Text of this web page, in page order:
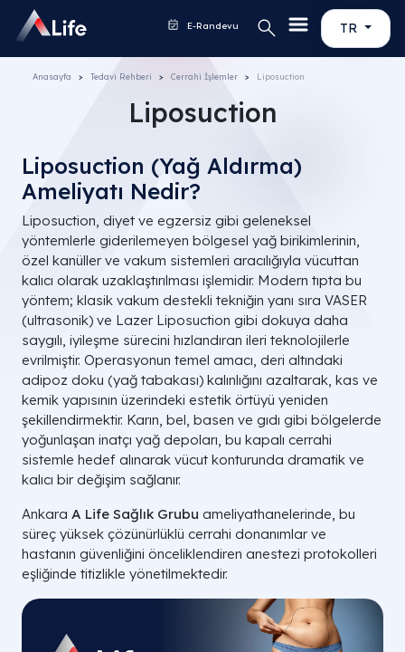
TR
E-Randevu
Anasayfa Tedavi Rehberi Cerrahi İşlemler Liposuction
Liposuction
Liposuction (Yağ Aldırma)
Ameliyatı Nedir?
Liposuction, diyet ve egzersiz gibi geleneksel
yöntemlerle giderilemeyen bölgesel yağ birikimlerinin,
özel kanüller ve vakum sistemleri aracılığıyla vücuttan
kalıcı olarak uzaklaştırılması işlemidir. Modern tıpta bu
yöntem; klasik vakum destekli tekniğin yanı sıra VASER
(ultrasonik) ve Lazer Liposuction gibi dokuya daha
saygılı, iyileşme sürecini hızlandıran ileri teknolojilerle
evrilmiştir. Operasyonun temel amacı, deri altındaki
adipoz doku (yağ tabakası) kalınlığını azaltarak, kas ve
kemik yapısının üzerindeki estetik örtüyü yeniden
şekillendirmektir. Karın, bel, basen ve gıdı gibi bölgelerde
yoğunlaşan inatçı yağ depoları, bu kapalı cerrahi
sistemle hedef alınarak vücut konturunda dramatik ve
kalıcı bir değişim sağlanır.
Ankara A Life Sağlık Grubu ameliyathanelerinde, bu
süreç yüksek çözünürlüklü cerrahi donanımlar ve
hastanın güvenliğini önceliklendiren anestezi protokolleri
eşliğinde titizlikle yönetilmektedir.